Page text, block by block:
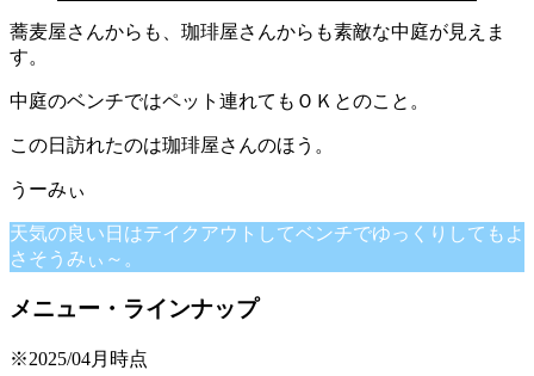
蕎麦屋さんからも、珈琲屋さんからも素敵な中庭が見えま
す。
中庭のベンチではペット連れてもＯＫとのこと。
この日訪れたのは珈琲屋さんのほう。
天気の良い日はテイクアウトしてベンチでゆっくりしてもよ
さそうみぃ～。
メニュー・ラインナップ
※2025/04月時点